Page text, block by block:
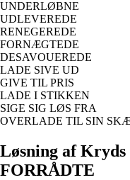
UNDERLØBNE
UDLEVEREDE
RENEGEREDE
FORNÆGTEDE
DESAVOUEREDE
LADE SIVE UD
GIVE TIL PRIS
LADE I STIKKEN
SIGE SIG LØS FRA
OVERLADE TIL SIN
Løsning af
FORRÅDTE